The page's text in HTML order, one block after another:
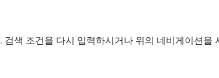
색 조건을 다시 입력하시거나 위의 네비게이션을